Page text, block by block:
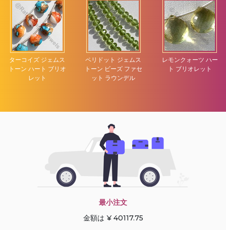
ターコイズ ジェムス
トーン ハート ブリオ
レット
ペリドット ジェムス
トーン ビーズ ファセ
ット ラウンデル
レモンクォーツ ハー
ト ブリオレット
最小注文
金額は ¥ 40117.75